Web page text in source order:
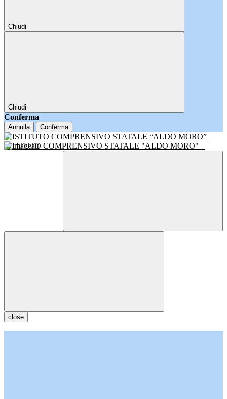
Chiudi
Chiudi
Conferma
Annulla Conferma
ISTITUTO COMPRENSIVO STATALE "ALDO MORO"
close